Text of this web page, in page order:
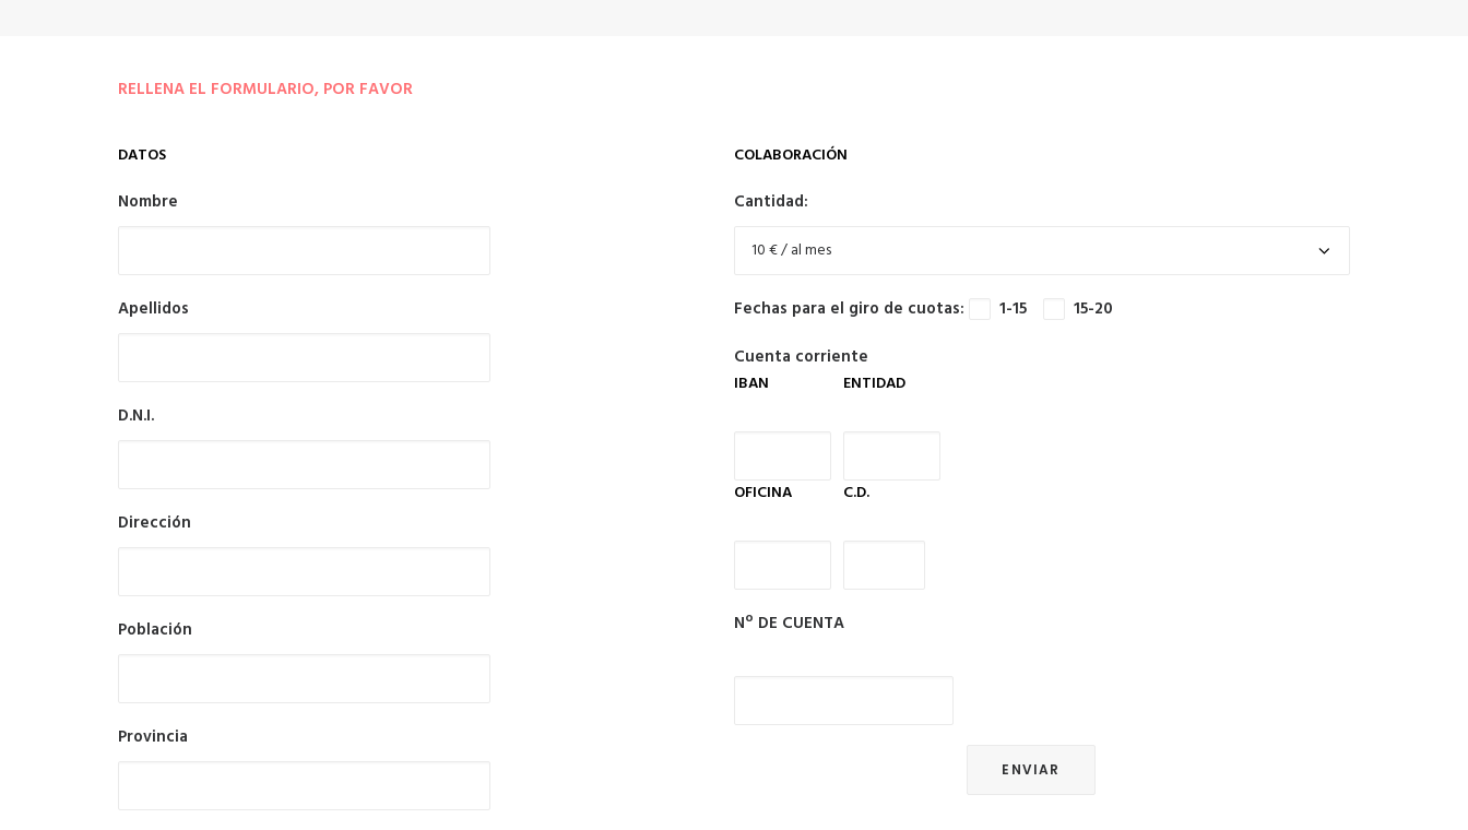
RELLENA EL FORMULARIO, POR FAVOR
DATOS
Nombre
Apellidos
D.N.I.
Dirección
Población
Provincia
COLABORACIÓN
Cantidad:
Fechas para el giro de cuotas: 1-15
15-20
Cuenta corriente
IBAN ENTIDAD
OFICINA C.D.
Nº DE CUENTA